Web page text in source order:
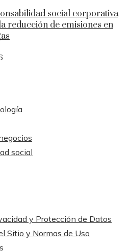
social corporativa
reducción de emisiones en
social
y Protección de Datos
Sitio y Normas de Uso